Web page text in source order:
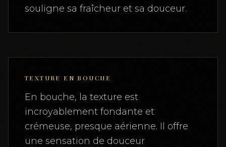
souligne sa fraîcheur et sa douceur.
TEXTURE EN BOUCHE
En bouche, la texture est
incroyablement fondante et
crémeuse, presque aérienne. Il offre
une sensation de douceur